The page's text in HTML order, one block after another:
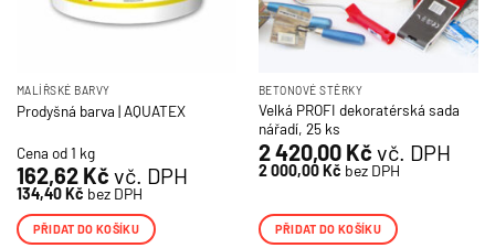
MALÍŘSKÉ BARVY
Prodyšná barva | AQUATEX
Cena od 1 kg
162,62 Kč vč. DPH
134,40 Kč bez DPH
PŘIDAT DO KOŠÍKU
BETONOVÉ STĚRKY
Velká PROFI dekoratérská sada
nářadí, 25 ks
2 420,00 Kč vč. DPH
2 000,00 Kč bez DPH
PŘIDAT DO KOŠÍKU